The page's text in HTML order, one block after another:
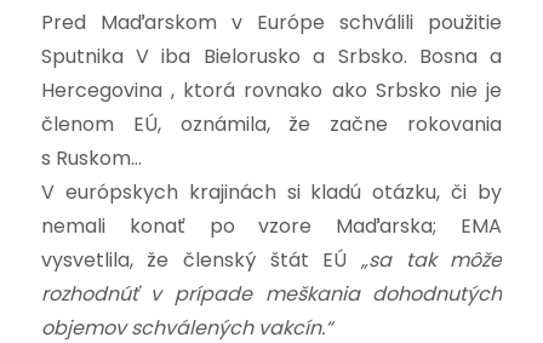
Pred Maďarskom v Európe schválili použitie
Sputnika V iba Bielorusko a Srbsko. Bosna a
Hercegovina , ktorá rovnako ako Srbsko nie je
členom EÚ, oznámila, že začne rokovania
s Ruskom…
V európskych krajinách si kladú otázku, či by
nemali konať po vzore Maďarska; EMA
vysvetlila, že členský štát EÚ„sa tak môže
rozhodnúť v prípade meškania dohodnutých
objemov schválených vakcín.“